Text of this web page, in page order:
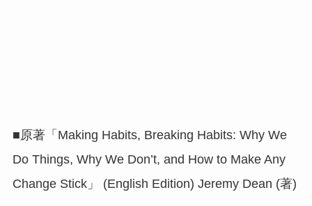
■原著「Making Habits, Breaking Habits: Why We
Do Things, Why We Don’t, and How to Make Any
Change Stick」 (English Edition) Jeremy Dean (著)